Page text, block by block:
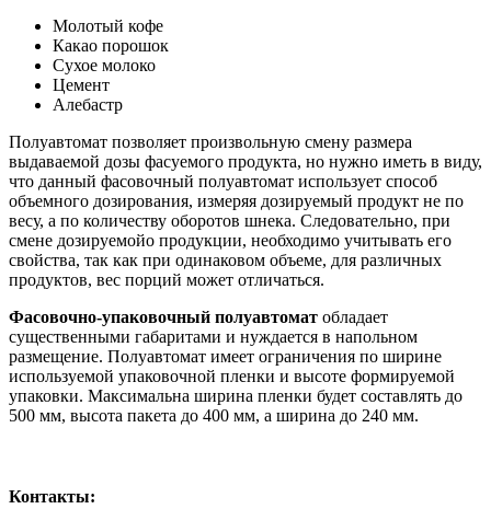
Молотый кофе
Какао порошок
Сухое молоко
Цемент
Алебастр
Полуавтомат позволяет произвольную смену размера
выдаваемой дозы фасуемого продукта, но нужно иметь в виду,
что данный фасовочный полуавтомат использует способ
объемного дозирования, измеряя дозируемый продукт не по
весу, а по количеству оборотов шнека. Следовательно, при
смене дозируемойо продукции, необходимо учитывать его
свойства, так как при одинаковом объеме, для различных
продуктов, вес порций может отличаться.
Фасовочно-упаковочный полуавтомат обладает
существенными габаритами и нуждается в напольном
размещение. Полуавтомат имеет ограничения по ширине
используемой упаковочной пленки и высоте формируемой
упаковки. Максимальна ширина пленки будет составлять до
500 мм, высота пакета до 400 мм, а ширина до 240 мм.
Контакты: